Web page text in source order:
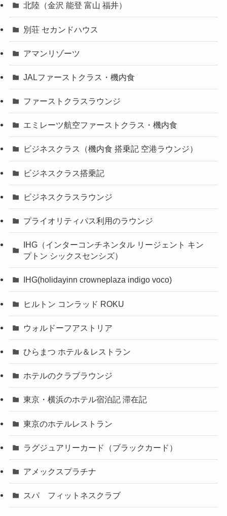
北陸（金沢 能登 富山 福井）
別荘 セカンドハウス
アマンリゾーツ
JALファーストクラス・機内食
ファーストクラスラウンジ
エミレーツ航空ファーストクラス・機内食
ビジネスクラス（機内食 搭乗記 空港ラウンジ）
ビジネスクラス搭乗記
ビジネスクラスラウンジ
プライオリティパス利用のラウンジ
IHG（インターコンチネンタル リージェント キン
プトン シックスセンシズ）
IHG(holidayinn crowneplaza indigo voco)
ヒルトン コンラッド ROKU
ウォルドーフアストリア
ひらまつ ホテル＆レストラン
ホテルのクラブラウンジ
東京・横浜のホテル宿泊記 滞在記
東京のホテルレストラン
ラグジュアリーカード（ブラックカード）
アメックスプラチナ
スパ フィットネスクラブ